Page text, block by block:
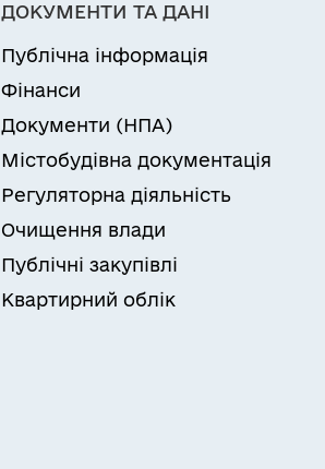
ДОКУМЕНТИ ТА ДАНІ
Публічна інформація
Фінанси
Документи (НПА)
Містобудівна документація
Регуляторна діяльність
Очищення влади
Публічні закупівлі
Квартирний облік